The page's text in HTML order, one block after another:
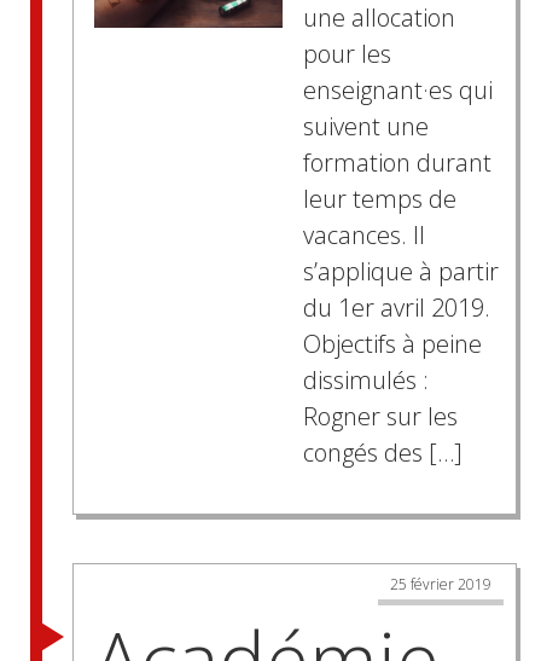
une allocation
pour les
enseignant·es qui
suivent une
formation durant
leur temps de
vacances. Il
s’applique à partir
du 1er avril 2019.
Objectifs à peine
dissimulés :
Rogner sur les
congés des […]
25 février 2019